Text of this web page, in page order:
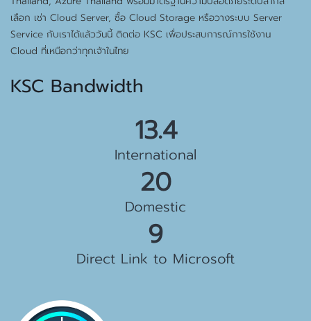
เลือก เช่า Cloud Server, ซื้อ Cloud Storage หรือวางระบบ Server
Service กับเราได้แล้ววันนี้ ติดต่อ KSC เพื่อประสบการณ์การใช้งาน
Cloud ที่เหนือกว่าทุกเจ้าในไทย
KSC Bandwidth
15.5 Gbps
International
23 Gbps
Domestic
10 Gbps
Direct Link to Microsoft